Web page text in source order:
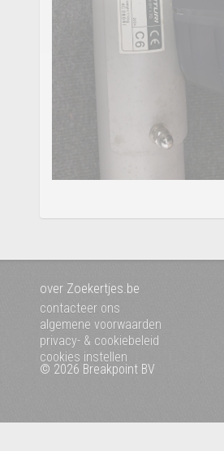
over Zoekertjes.be
contacteer ons
algemene voorwaarden
privacy- & cookiebeleid
cookies instellen
© 2026 Breakpoint BV